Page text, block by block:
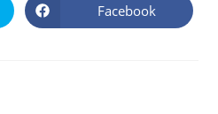
Facebook